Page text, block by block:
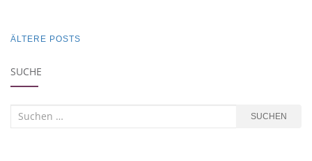
BEITRAGSNAVIGATION
ÄLTERE POSTS
SUCHE
Suchen
nach:
SUCHEN